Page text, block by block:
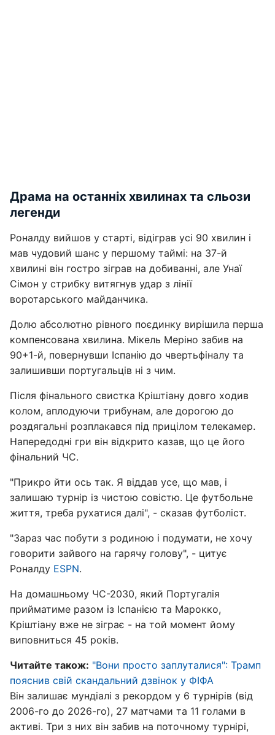
Драма на останніх хвилинах та сльози
легенди
Роналду вийшов у старті, відіграв усі 90 хвилин і
мав чудовий шанс у першому таймі: на 37-й
хвилині він гостро зіграв на добиванні, але Унаї
Сімон у стрибку витягнув удар з лінії
воротарського майданчика.
Долю абсолютно рівного поєдинку вирішила перша
компенсована хвилина. Мікель Меріно забив на
90+1-й, повернувши Іспанію до чвертьфіналу та
залишивши португальців ні з чим.
Після фінального свистка Кріштіану довго ходив
колом, аплодуючи трибунам, але дорогою до
роздягальні розплакався під прицілом телекамер.
Напередодні гри він відкрито казав, що це його
фінальний ЧС.
"Прикро йти ось так. Я віддав усе, що мав, і
залишаю турнір із чистою совістю. Це футбольне
життя, треба рухатися далі", - сказав футболіст.
"Зараз час побути з родиною і подумати, не хочу
говорити зайвого на гарячу голову", - цитує
Роналду ESPN.
На домашньому ЧС-2030, який Португалія
прийматиме разом із Іспанією та Марокко,
Кріштіану вже не зіграє - на той момент йому
виповниться 45 років.
Читайте також: "Вони просто заплуталися": Трамп
пояснив свій скандальний дзвінок у ФІФА
Він залишає мундіалі з рекордом у 6 турнірів (від
2006-го до 2026-го), 27 матчами та 11 голами в
активі. Три з них він забив на поточному турнірі,